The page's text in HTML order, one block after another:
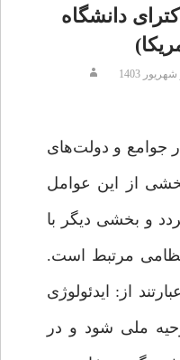
دانشگاه
جوامع و دولت‌های
از این عوامل
و بخشی دیگر با
مرتبط است.
از: ایدئولوژی
ملی شود و در